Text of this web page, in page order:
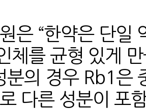
은 “한약은 단일
체를 균형 있게
분의 경우 Rb1은
다른 성분이 포